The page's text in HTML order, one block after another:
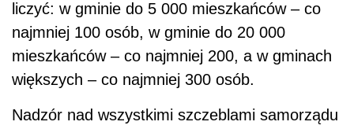
liczyć: w gminie do 5 000 mieszkańców – co
najmniej 100 osób, w gminie do 20 000
mieszkańców – co najmniej 200, a w gminach
większych – co najmniej 300 osób.
Nadzór nad wszystkimi szczeblami samorządu